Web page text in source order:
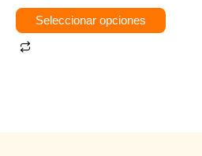
Seleccionar opciones
la
página